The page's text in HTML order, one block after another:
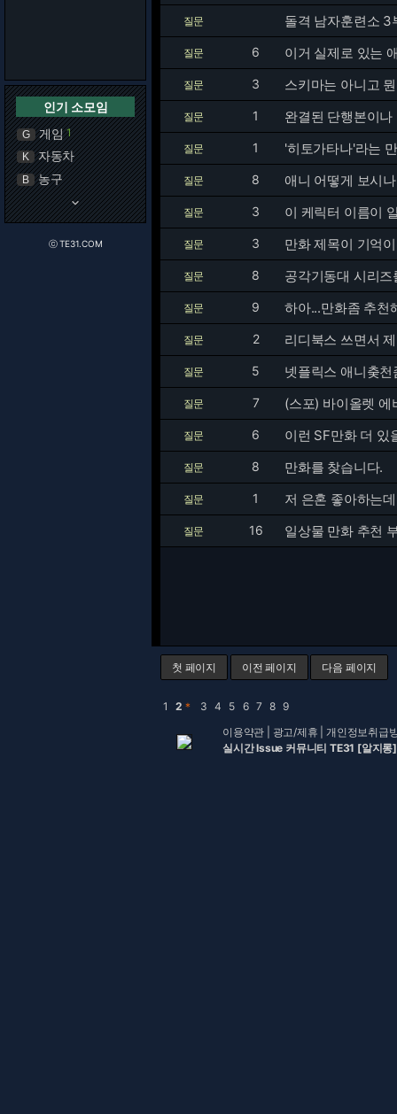
인기 소모임
G 게임 1
K 자동차
B 농구
keyboard_arrow_down
ⓒ TE31.COM
질문 돌격 남자훈련소 3
질문 6 이거 실제로 있는
질문 3 스키마는 아니고
질문 1 완결된 단행본이
질문 1 '히토가타나'라는
질문 8 애니 어떻게 보시
질문 3 이 케릭터 이름이
질문 3 만화 제목이 기억
질문 8 공각기동대 시리
질문 9 하아...만화좀 추천
질문 2 리디북스 쓰면서
질문 5 넷플릭스 애니춪
질문 7 (스포) 바이올렛
질문 6 이런 SF만화 더 있
질문 8 만화를 찾습니다.
질문 1 저 은혼 좋아하는
질문 16 일상물 만화 추천
첫 페이지 이전 페이지 다음 페이지
1 2 ＊ 3 4 5 6 7 8 9
이용약관
광고/제휴 |개인정보취급
실시간 Issue 커뮤니티 TE31 [알지